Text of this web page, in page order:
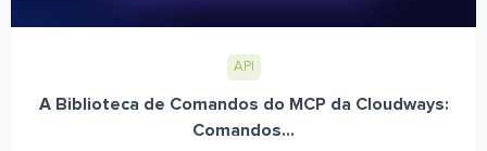
API
A Biblioteca de Comandos do MCP da Cloudways:
Comandos...